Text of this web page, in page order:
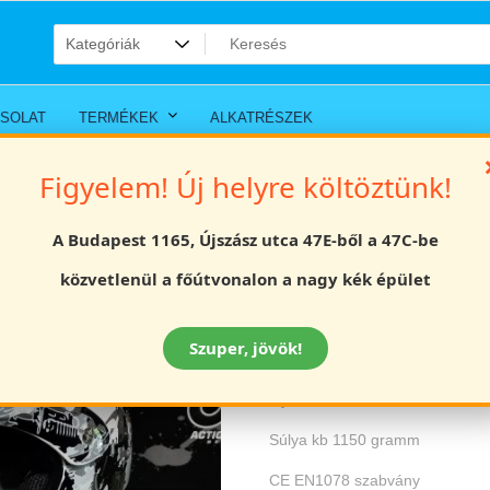
TERMÉKEK ALKATRÉSZEK
52cm
Gyerek
22990
Gyerek cross bukósisak, fehér/
Súlya kb 1150 gramm
CE EN1078 szabvány
Figyelem! Új helyre költöztünk!
A Budapest 1165, Újszász utca 47E-ből a 47C-be
közvetlenül a főútvonalon a nagy kék épület
Szuper, jövök!